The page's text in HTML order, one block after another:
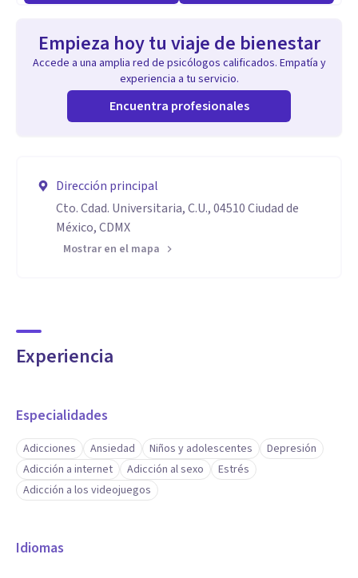
Empieza hoy tu viaje de bienestar
Accede a una amplia red de psicólogos calificados. Empatía y
experiencia a tu servicio.
Encuentra profesionales
Dirección principal
Cto. Cdad. Universitaria, C.U., 04510 Ciudad de
México, CDMX
Mostrar en el mapa
Experiencia
Especialidades
Adicciones Ansiedad Niños y adolescentes
Depresión
Adicción a internet
Adicción al sexo
Estrés
Adicción a los videojuegos
Idiomas